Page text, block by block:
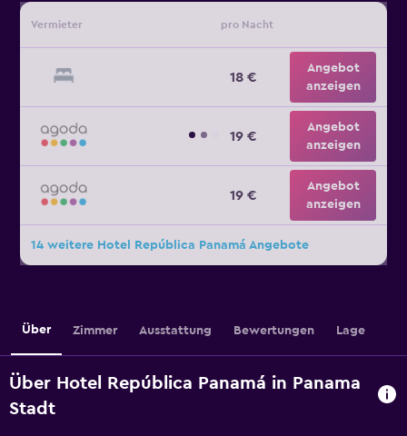
Vermieter pro Nacht
18 €
Angebot
anzeigen
19 €
Angebot
anzeigen
19 €
Angebot
anzeigen
14 weitere Hotel República Panamá Angebote
Über Zimmer Ausstattung Bewertungen Lage
Über Hotel República Panamá in Panama
Stadt